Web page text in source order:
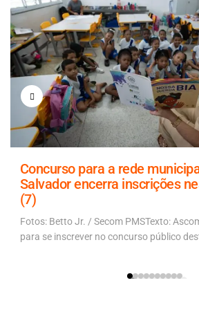
Concurso para a rede
Salvador encerra inscrições
(7)
Fotos: Betto Jr. / Secom PMSTexto:
para se inscrever no concurso público